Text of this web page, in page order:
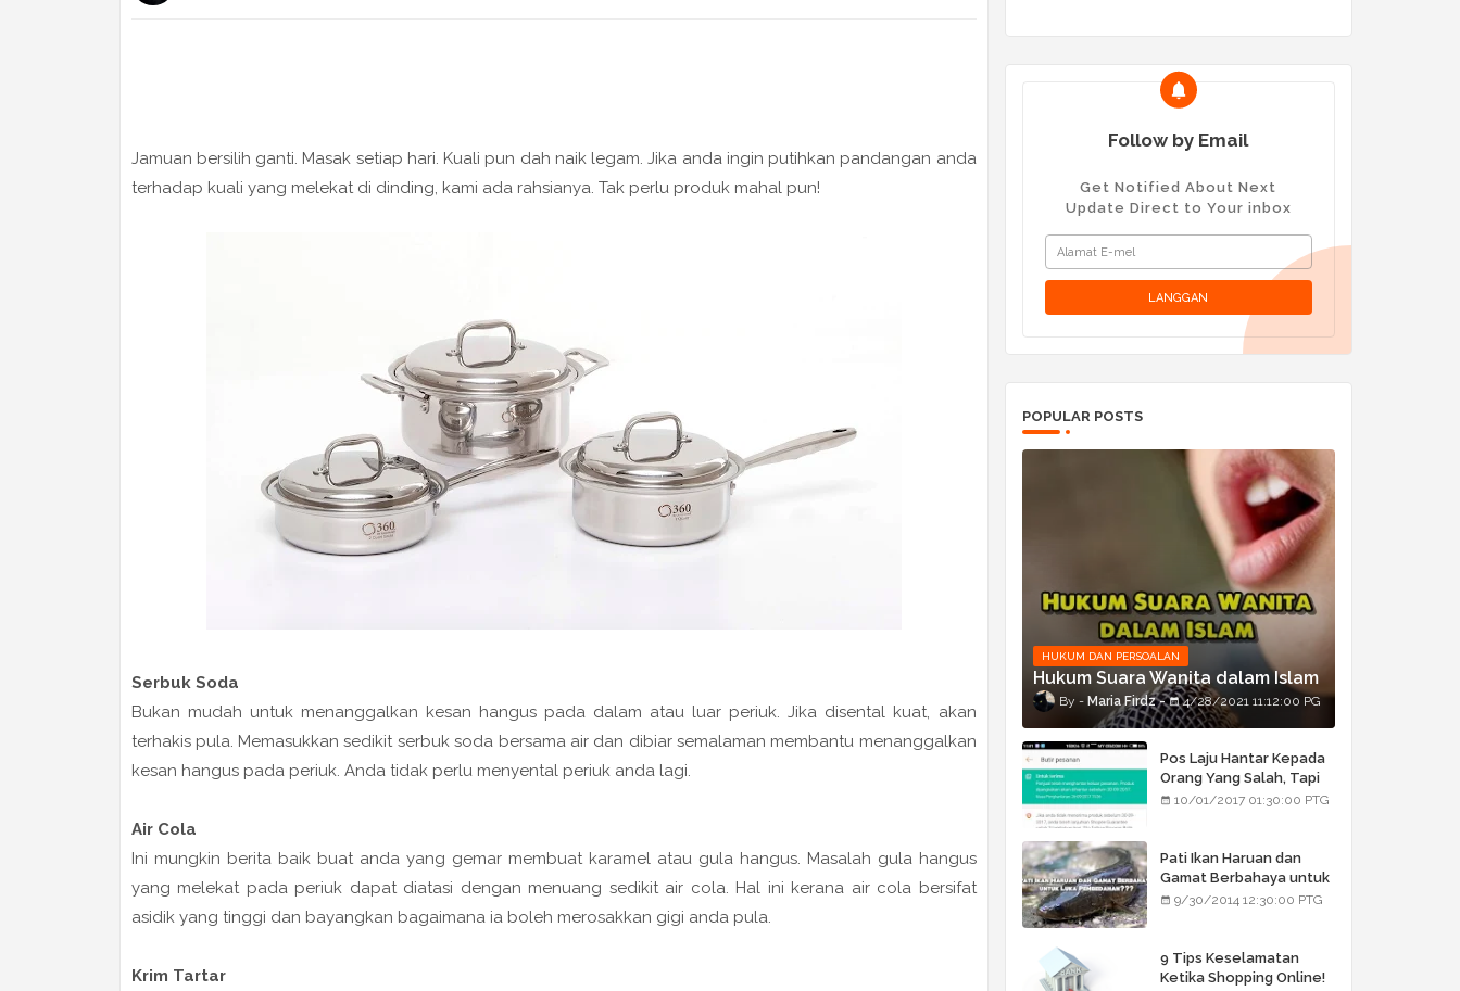
Jamuan bersilih ganti. Masak setiap hari. Kuali pun dah naik legam. Jika anda ingin putihkan pandangan anda
terhadap kuali yang melekat di dinding, kami ada rahsianya. Tak perlu produk mahal pun!
Serbuk Soda
Bukan mudah untuk menanggalkan kesan hangus pada dalam atau luar periuk. Jika disental kuat, akan
terhakis pula. Memasukkan sedikit serbuk soda bersama air dan dibiar semalaman membantu menanggalkan
kesan hangus pada periuk. Anda tidak perlu menyental periuk anda lagi.
Air Cola
Ini mungkin berita baik buat anda yang gemar membuat karamel atau gula hangus. Masalah gula hangus
yang melekat pada periuk dapat diatasi dengan menuang sedikit air cola. Hal ini kerana air cola bersifat
asidik yang tinggi dan bayangkan bagaimana ia boleh merosakkan gigi anda pula.
Krim Tartar
Follow by Email
Get Notified About Next
Update Direct to Your inbox
POPULAR POSTS
HUKUM DAN PERSOALAN
Hukum Suara Wanita dalam Islam
Maria Firdz 4/28/2021 11:12:00 PG
Pos Laju Hantar Kepada
Orang Yang Salah, Tapi
Orang Tu Pula Terima
10/01/2017 01:30:00 PTG
Pati Ikan Haruan dan
Gamat Berbahaya untuk
Luka Pembedahan???
9/30/2014 12:30:00 PTG
9 Tips Keselamatan
Ketika Shopping Online!